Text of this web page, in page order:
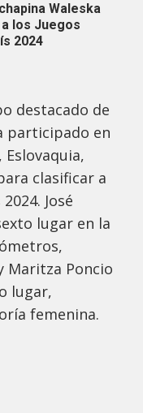
Waleska
los Juegos
2024
destacado de
participado en
clasificar a
José
lugar en la
Maritza Poncio
lugar,
femenina.